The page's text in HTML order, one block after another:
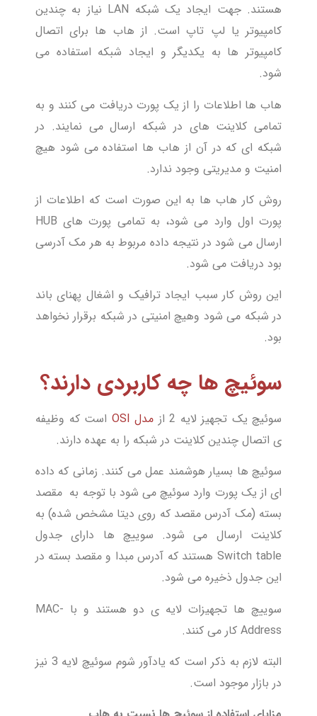
هستند. جهت ایجاد یک شبکه LAN نیاز به چندین
کامپیوتر یا لپ تاپ است. از هاب ها برای اتصال
کامپیوتر ها به یکدیگر و ایجاد شبکه استفاده می
شود.
هاب ها اطلاعات را از یک پورت دریافت می کنند و به
تمامی کلاینت های در شبکه ارسال می نمایند. در
شبکه ای که در آن از هاب ها استفاده می شود هیچ
امنیت و مدیریتی وجود ندارد.
روش کار هاب ها به این صورت است که اطلاعات از
پورت اول وارد می شود، به تمامی پورت های HUB
ارسال می شود در نتیجه داده مربوط به هر مک آدرسی
بود دریافت می شود.
این روش کار سبب ایجاد ترافیک و اشغال پهنای باند
در شبکه می شود وهیچ امنیتی در شبکه برقرار نخواهد
بود.
سوئیچ ها چه کاربردی دارند؟
سوئیچ یک تجهیز لایه 2 از مدل OSI
است که وظیفه
ی اتصال چندین کلاینت در شبکه را به عهده دارند.
سوئیچ ها بسیار هوشمند عمل می کنند. زمانی که داده
ای از یک پورت وارد سوئیچ می شود با توجه به مقصد
بسته (مک آدرس مقصد که روی دیتا مشخص شده) به
کلاینت ارسال می شود. سوییچ ها دارای جدول
Switch table هستند که آدرس مبدا و مقصد بسته در
این جدول ذخیره می شود.
سوییچ ها تجهیزات لایه ی دو هستند و با MAC-
Address کار می کنند.
البته لازم به ذکر است که یادآور شوم سوئیچ لایه 3 نیز
در بازار موجود است.